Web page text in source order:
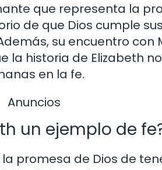
que representa la
de que Dios cumple
su encuentro con
la historia de Elizabeth
en la fe.
Anuncios
un ejemplo de
promesa de Dios de